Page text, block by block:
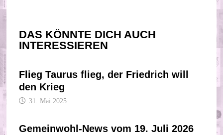
DAS KÖNNTE DICH AUCH
INTERESSIEREN
Flieg Taurus flieg, der Friedrich will
den Krieg
31. Mai 2025
Gemeinwohl-News vom 19. Juli 2026